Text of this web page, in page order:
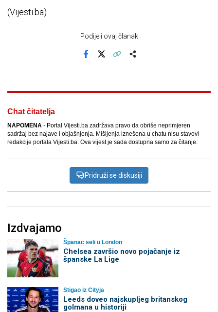
(Vijesti.ba)
Podijeli ovaj članak
Chat čitatelja
NAPOMENA - Portal Vijesti.ba zadržava pravo da obriše neprimjeren
sadržaj bez najave i objašnjenja. Mišljenja iznešena u chatu nisu stavovi
redakcije portala Vijesti.ba. Ova vijest je sada dostupna samo za čitanje.
Pridruži se diskusiji
Izdvajamo
Španac seli u London
Chelsea završio novo pojačanje iz
španske La Lige
Stigao iz Cityja
Leeds doveo najskupljeg britanskog
golmana u historiji